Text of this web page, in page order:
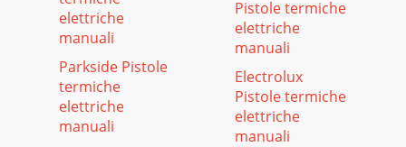
elettriche
manuali
Parkside Pistole
termiche
elettriche
manuali
Pistole termiche
elettriche
manuali
Electrolux
Pistole termiche
elettriche
manuali